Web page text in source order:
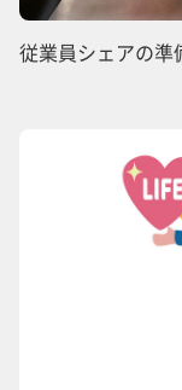
従業員シェアの準